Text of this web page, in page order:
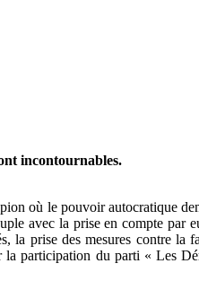
incontournables.
où le pouvoir autocratique
avec la prise en compte par
prise des mesures contre la
participation du parti « Les